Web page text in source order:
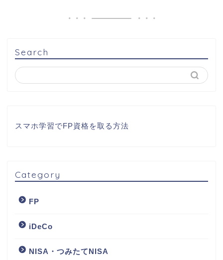
Search
スマホ学習でFP資格を取る方法
Category
FP
iDeCo
NISA・つみたてNISA